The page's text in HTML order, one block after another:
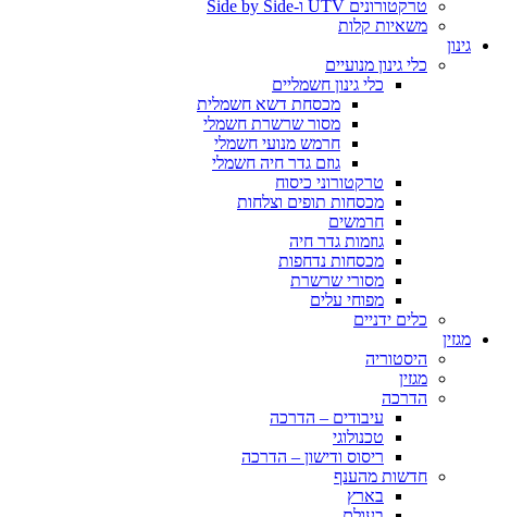
טרקטורונים UTV ו-Side by Side
משאיות קלות
גינון
כלי גינון מנועיים
כלי גינון חשמליים
מכסחת דשא חשמלית
מסור שרשרת חשמלי
חרמש מנועי חשמלי
גוזם גדר חיה חשמלי
טרקטורוני כיסוח
מכסחות תופים וצלחות
חרמשים
גוזמות גדר חיה
מכסחות נדחפות
מסורי שרשרת
מפוחי עלים
כלים ידניים
מגזין
היסטוריה
מגזין
הדרכה
עיבודים – הדרכה
טכנולוגי
ריסוס ודישון – הדרכה
חדשות מהענף
בארץ